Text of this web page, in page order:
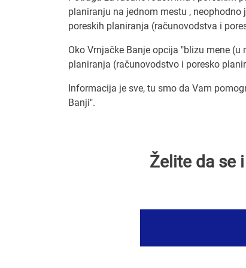
planiranju na jednom mestu ,
poreskih planiranja (računovodstva i
Oko Vrnjačke Banje opcija "blizu mene
planiranja (računovodstvo i poresko
Informacija je sve, tu smo da Vam
Banji".
Želite da se